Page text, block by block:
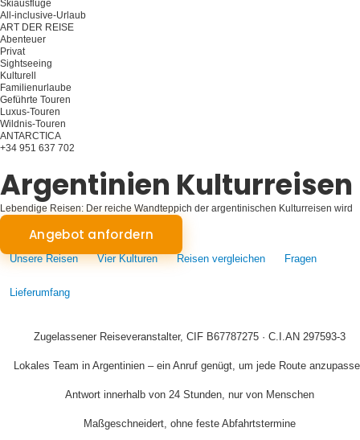
Skiausflüge
All-inclusive-Urlaub
ART DER REISE
Abenteuer
Privat
Sightseeing
Kulturell
Familienurlaube
Geführte Touren
Luxus-Touren
Wildnis-Touren
ANTARCTICA
+34 951 637 702
Argentinien Kulturreisen
Lebendige Reisen: Der reiche Wandteppich der argentinischen Kulturreisen wird
enthüllt
Angebot anfordern
Unsere Reisen Vier Kulturen Reisen vergleichen Fragen
Lieferumfang
Zugelassener Reiseveranstalter, CIF B67787275 · C.I.AN 297593-3
Lokales Team in Argentinien – ein Anruf genügt, um jede Route
Antwort innerhalb von 24 Stunden, nur von Menschen
Maßgeschneidert, ohne feste Abfahrtstermine